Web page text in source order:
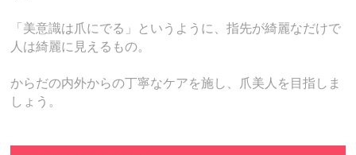
「美意識は爪にでる」というように、指先が綺麗なだけで
人は綺麗に見えるもの。
からだの内外からの丁寧なケアを施し、爪美人を目指しま
しょう。